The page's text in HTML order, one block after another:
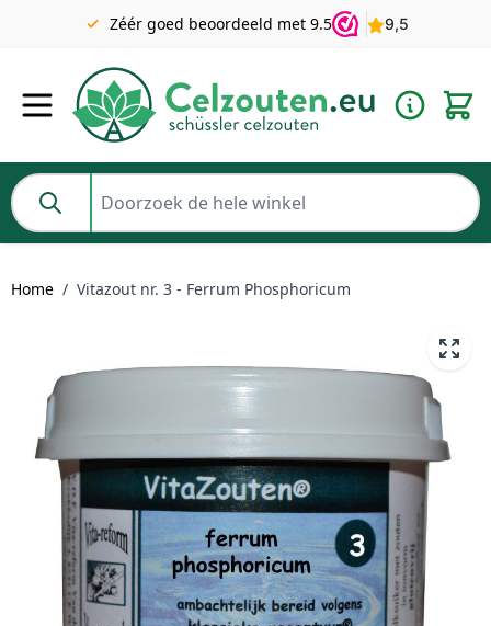
Gratis verzending v.a. €49 NL | BE pakket tot 2KG gratis v.a.
€69
Zéér goed beoordeeld met 9.5
Doorzoek de hele winkel
Home / Vitazout nr. 3 - Ferrum Phosphoricum